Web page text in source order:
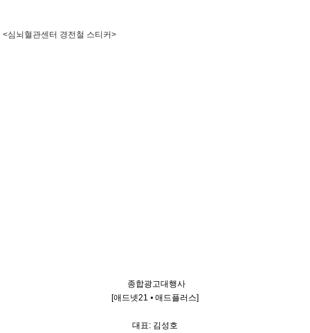
<심뇌혈관센터 경전철 스티커>
종합광고대행사
[애드넷21 ⦁ 애드플러스]
대표: 김성호